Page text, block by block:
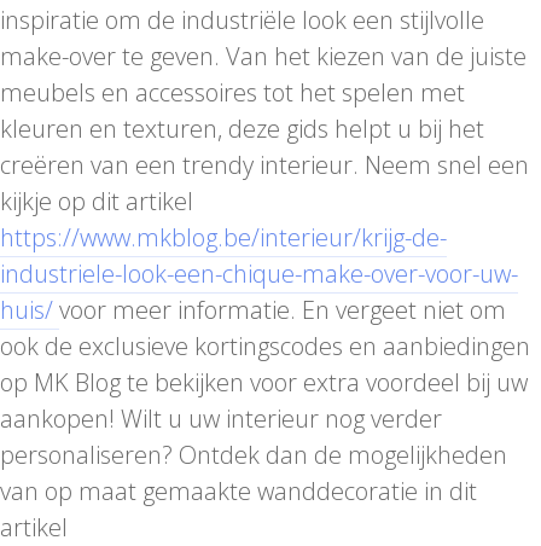
inspiratie om de industriële look een stijlvolle
make-over te geven. Van het kiezen van de juiste
meubels en accessoires tot het spelen met
kleuren en texturen, deze gids helpt u bij het
creëren van een trendy interieur. Neem snel een
kijkje op dit artikel
https://www.mkblog.be/interieur/krijg-de-
industriele-look-een-chique-make-over-voor-uw-
huis/voor meer informatie. En vergeet niet om
ook de exclusieve kortingscodes en aanbiedingen
op MK Blog te bekijken voor extra voordeel bij uw
aankopen! Wilt u uw interieur nog verder
personaliseren? Ontdek dan de mogelijkheden
van op maat gemaakte wanddecoratie in dit
artikel